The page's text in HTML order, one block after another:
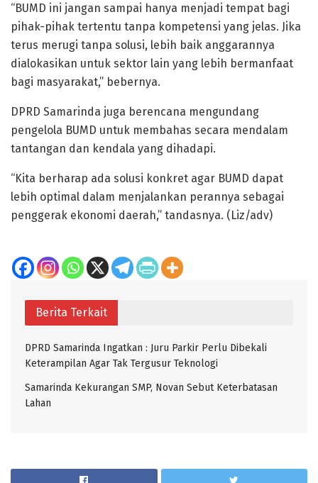
“BUMD ini jangan sampai hanya menjadi tempat bagi
pihak-pihak tertentu tanpa kompetensi yang jelas. Jika
terus merugi tanpa solusi, lebih baik anggarannya
dialokasikan untuk sektor lain yang lebih bermanfaat
bagi masyarakat,” bebernya.
DPRD Samarinda juga berencana mengundang
pengelola BUMD untuk membahas secara mendalam
tantangan dan kendala yang dihadapi.
“Kita berharap ada solusi konkret agar BUMD dapat
lebih optimal dalam menjalankan perannya sebagai
penggerak ekonomi daerah,” tandasnya. (Liz/adv)
Berita Terkait
DPRD Samarinda Ingatkan : Juru Parkir Perlu Dibekali
Keterampilan Agar Tak Tergusur Teknologi
Samarinda Kekurangan SMP, Novan Sebut Keterbatasan
Lahan